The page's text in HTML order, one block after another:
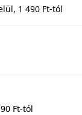
1 490 Ft-tól
Ft-tól